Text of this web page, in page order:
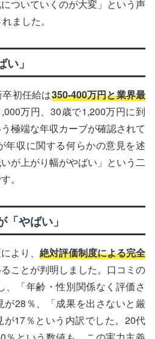
ついていくのが大変」という声
ました。
」
初任給は350-400万円と業界最
万円、30歳で1,200万円に到
極端な年収カーブが確認されて
年収に関する何らかの意見を述
が上がり幅がやばい」という二
。
やばい」
より、 絶対評価制度による完全
ことが判明しました。口コミの
、「年齢・性別関係なく評価さ
が28％、「成果を出さないと厳
が17％という内訳でした。20代